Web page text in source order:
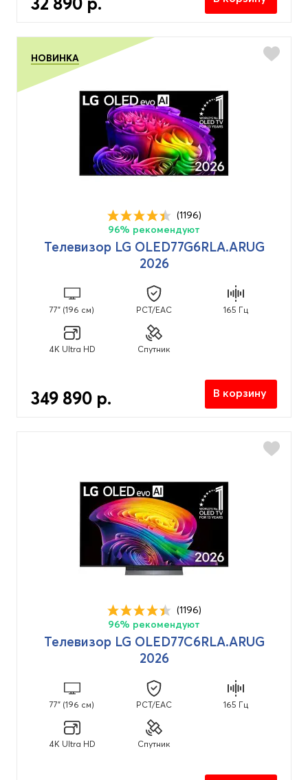
НОВИНКА
(1196)
96% рекомендуют
Телевизор LG OLED77G6RLA.ARUG
2026
77" (196 см) PCT/EAC 165 Гц
4K Ultra HD Спутник
349 890 р. В корзину
(1196)
96% рекомендуют
Телевизор LG OLED77C6RLA.ARUG
2026
77" (196 см) PCT/EAC 165 Гц
4K Ultra HD Спутник